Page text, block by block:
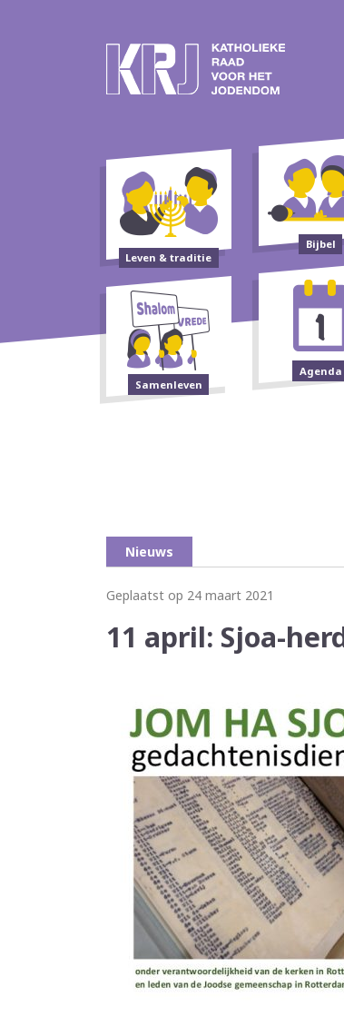
Leven & traditie
Bijbel
Samenleven
Agenda
Nieuws
Geplaatst op 24 maart 2021
11 april: Sjoa-